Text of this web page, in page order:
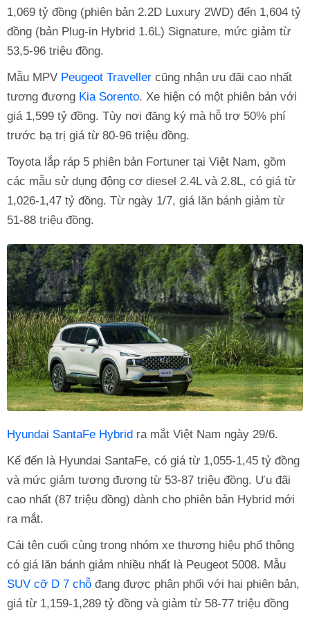
1,069 tỷ đồng (phiên bản 2.2D Luxury 2WD) đến 1,604 tỷ
đồng (bản Plug-in Hybrid 1.6L) Signature, mức giảm từ
53,5-96 triệu đồng.
Mẫu MPV Peugeot Traveller cũng nhận ưu đãi cao nhất
tương đương Kia Sorento. Xe hiện có một phiên bản với
giá 1,599 tỷ đồng. Tùy nơi đăng ký mà hỗ trợ 50% phí
trước bạ trị giá từ 80-96 triệu đồng.
Toyota lắp ráp 5 phiên bản Fortuner tại Việt Nam, gồm
các mẫu sử dụng động cơ diesel 2.4L và 2.8L, có giá từ
1,026-1,47 tỷ đồng. Từ ngày 1/7, giá lăn bánh giảm từ
51-88 triệu đồng.
Hyundai SantaFe Hybrid ra mắt Việt Nam ngày 29/6.
Kế đến là Hyundai SantaFe, có giá từ 1,055-1,45 tỷ đồng
và mức giảm tương đương từ 53-87 triệu đồng. Ưu đãi
cao nhất (87 triệu đồng) dành cho phiên bản Hybrid mới
ra mắt.
Cái tên cuối cùng trong nhóm xe thương hiệu phổ thông
có giá lăn bánh giảm nhiều nhất là Peugeot 5008. Mẫu
SUV cỡ D 7 chỗ đang được phân phối với hai phiên bản,
giá từ 1,159-1,289 tỷ đồng và giảm từ 58-77 triệu đồng